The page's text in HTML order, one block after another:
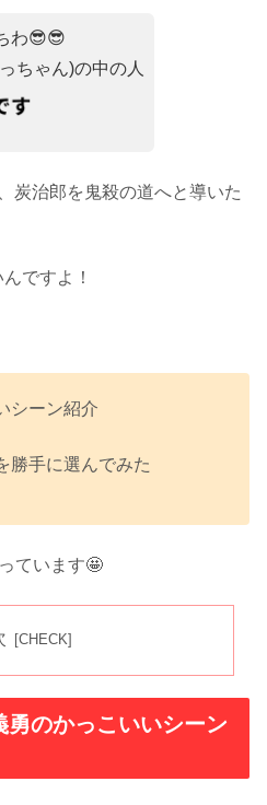
わ😎😎
ちゃん)の中の人
炭治郎を鬼殺の道へと導いた
ですよ！
シーン紹介
勝手に選んでみた
ています🤩
勇のかっこいいシーン